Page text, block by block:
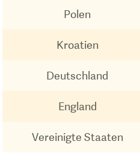
Polen
Kroatien
Deutschland
England
Vereinigte Staaten